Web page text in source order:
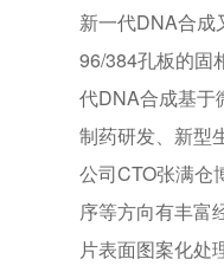
新一代DNA合成
96/384孔板的固
代DNA合成基于
制药研发、新型
公司CTO张满仓
序等方向有丰富
片表面图案化处